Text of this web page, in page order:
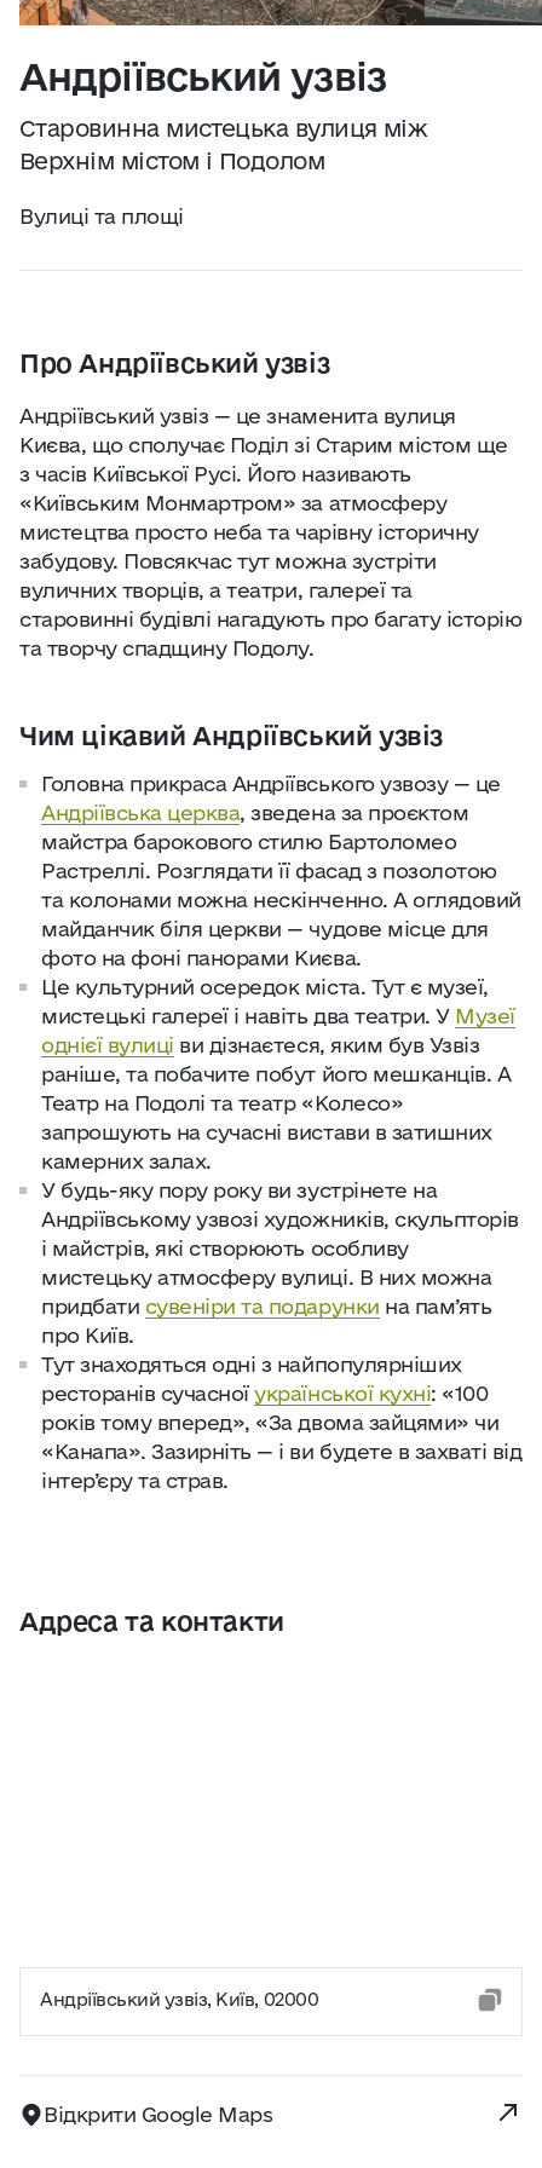
Про нас
Співпраця
Київ сьогодні
Найкращі готелі, ресторани та визначні
Практичні поради
Джерело:openweathermap.org
Андріївський узвіз
Старовинна мистецька вулиця між
Верхнім містом і Подолом
Вулиці та площі
Про Андріївський узвіз
Андріївський узвіз — це знаменита вулиця
Києва, що сполучає Поділ зі Старим містом ще
з часів Київської Русі. Його називають
«Київським Монмартром» за атмосферу
мистецтва просто неба та чарівну історичну
забудову. Повсякчас тут можна зустріти
вуличних творців, а театри, галереї та
старовинні будівлі нагадують про багату історію
та творчу спадщину Подолу.
Чим цікавий Андріївський узвіз
Головна прикраса Андріївського узвозу — це
Андріївська церква, зведена за проєктом
майстра барокового стилю Бартоломео
Растреллі. Розглядати її фасад з позолотою
та колонами можна нескінченно. А оглядовий
майданчик біля церкви — чудове місце для
фото на фоні панорами Києва.
Це культурний осередок міста. Тут є музеї,
мистецькі галереї і навіть два театри. У Музеї
однієї вулиці ви дізнаєтеся, яким був Узвіз
раніше, та побачите побут його мешканців. А
Театр на Подолі та театр «Колесо»
запрошують на сучасні вистави в затишних
камерних залах.
У будь-яку пору року ви зустрінете на
Андріївському узвозі художників, скульпторів
і майстрів, які створюють особливу
мистецьку атмосферу вулиці. В них можна
придбати сувеніри та подарунки на пам’ять
про Київ.
Тут знаходяться одні з найпопулярніших
ресторанів сучасноїукраїнської кухні: «100
років тому вперед», «За двома зайцями» чи
«Канапа». Зазирніть — і ви будете в захваті від
інтер’єру та страв.
Адреса та контакти
Андріївський узвіз, Київ, 02000
Відкрити Google Maps